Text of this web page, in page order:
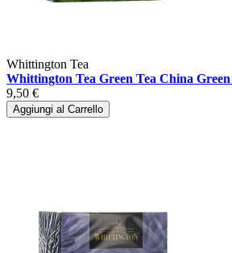
Whittington Tea
Whittington Tea Green Tea China Green
9,50 €
Aggiungi al Carrello